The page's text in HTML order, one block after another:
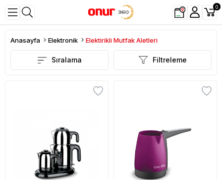
0
Anasayfa Elektronik Elektirikli Mutfak Aletleri
Filtreleme
Sıralama